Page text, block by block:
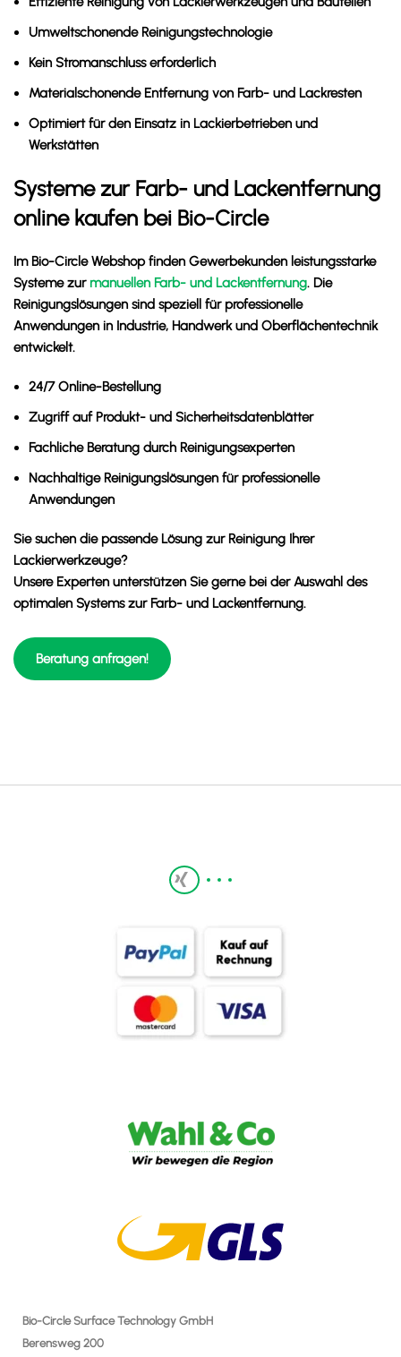
Umweltschonende Reinigungstechnologie
Kein Stromanschluss erforderlich
Materialschonende Entfernung von Farb- und Lackresten
Optimiert für den Einsatz in Lackierbetrieben und
Werkstätten
Systeme zur Farb- und Lackentfernung
online kaufen bei Bio-Circle
Im Bio-Circle Webshop finden Gewerbekunden leistungsstarke
Systeme zurmanuellen Farb- und Lackentfernung. Die
Reinigungslösungen sind speziell für professionelle
Anwendungen in Industrie, Handwerk und Oberflächentechnik
entwickelt.
24/7 Online-Bestellung
Zugriff auf Produkt- und Sicherheitsdatenblätter
Fachliche Beratung durch Reinigungsexperten
Nachhaltige Reinigungslösungen für professionelle
Anwendungen
Sie suchen die passende Lösung zur Reinigung Ihrer
Lackierwerkzeuge?
Unsere Experten unterstützen Sie gerne bei der Auswahl des
optimalen Systems zur Farb- und Lackentfernung.
Beratung anfragen!
Bio-Circle Surface Technology GmbH
Berensweg 200